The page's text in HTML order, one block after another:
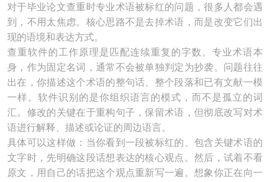
对于毕业论文查重时专业术语被标红的问题，很多人都会遇
到，不用太焦虑。核心思路不是去掉术语，而是改变它们出
现的语境和表达方式。
查重软件的工作原理是匹配连续重复的字数。专业术语本
身，作为固定名词，通常不会被单独判定为抄袭。问题往往
出在，你描述这个术语的整句话、整个段落和已有文献一模
一样。软件识别的是你组织语言的模式，而不是孤立的词
汇。修改的关键在于重构句子，保留术语，但彻底改写对术
语进行解释、描述或论证的周边语言。
具体可以这样做：当你看到一段被标红的、包含关键术语的
文字时，先明确这段话想表达的核心观点。然后，试着不看
原文，用自己的话把这个观点重新写一遍。想象你正在向一